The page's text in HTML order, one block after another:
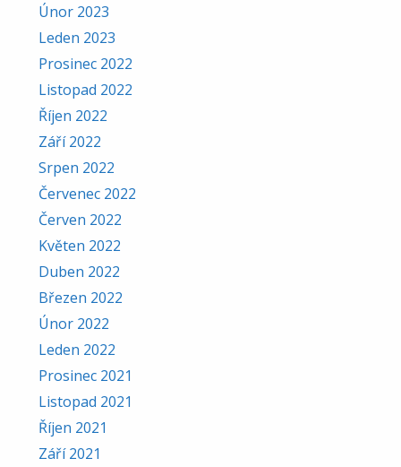
Únor 2023
Leden 2023
Prosinec 2022
Listopad 2022
Říjen 2022
Září 2022
Srpen 2022
Červenec 2022
Červen 2022
Květen 2022
Duben 2022
Březen 2022
Únor 2022
Leden 2022
Prosinec 2021
Listopad 2021
Říjen 2021
Září 2021